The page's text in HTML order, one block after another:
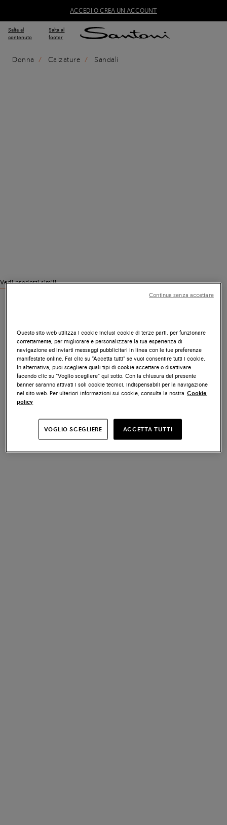
ACCEDI O CREA UN ACCOUNT
Salta al
contenuto
Salta al
footer
Donna Calzature Sandali
Vedi prodotti simili
Questo sito web utilizza i cookie inclusi cookie di terze parti, per funzionare
correttamente, per migliorare e personalizzare la tua esperienza di
navigazione ed inviarti messaggi pubblicitari in linea con le tue preferenze
manifestate online. Fai clic su “Accetta tutti” se vuoi consentire tutti i cookie.
In alternativa, puoi scegliere quali tipi di cookie accettare o disattivare
facendo clic su “Voglio scegliere” qui sotto. Con la chiusura del presente
banner saranno attivati i soli cookie tecnici, indispensabili per la navigazione
nel sito web. Per ulteriori informazioni sui cookie, consulta la nostra Cookie
policy
VOGLIO SCEGLIERE ACCETTA TUTTI
Continua senza accettare